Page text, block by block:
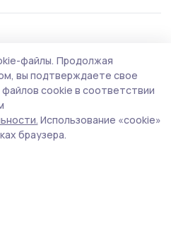
округе обучает
пропитание (видео)
с фотоловушки,
лакомятся солью.
файлы. Продолжая
вы подтверждаете свое
файлов cookie в соответствии
Использование «cookie»
браузера.